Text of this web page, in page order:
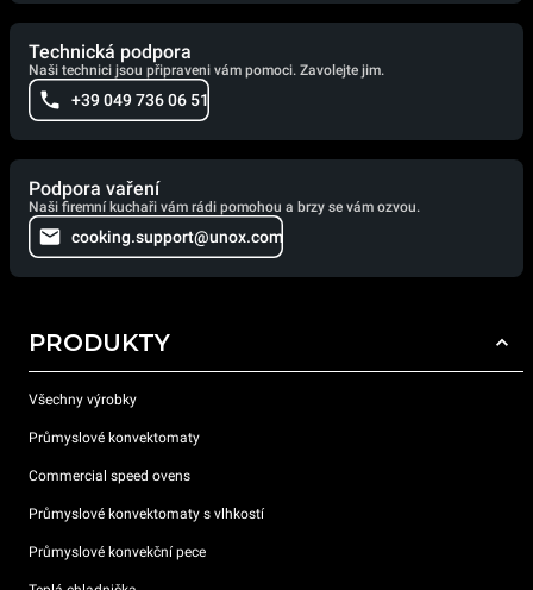
Technická podpora
Naši technici jsou připraveni vám pomoci. Zavolejte jim.
+39 049 736 06 51
Podpora vaření
Naši firemní kuchaři vám rádi pomohou a brzy se vám ozvou.
cooking.support@unox.com
PRODUKTY
Všechny výrobky
Průmyslové konvektomaty
Commercial speed ovens
Průmyslové konvektomaty s vlhkostí
Průmyslové konvekční pece